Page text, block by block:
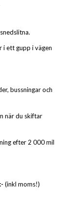
ett gupp i vägen
bussningar och
när du skiftar
efter 2 000 mil
(inkl moms!)